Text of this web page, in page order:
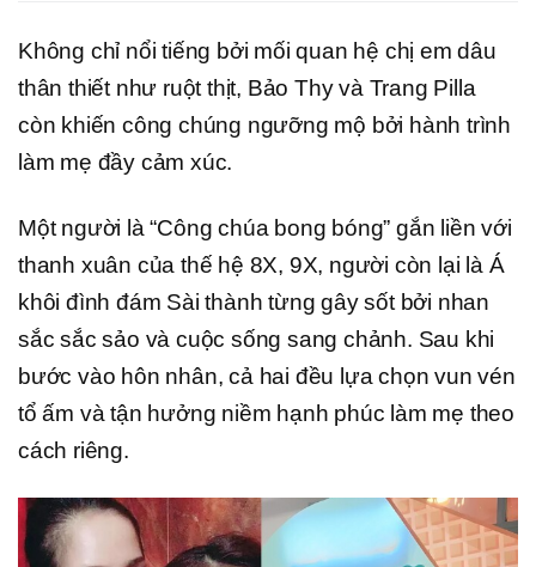
Không chỉ nổi tiếng bởi mối quan hệ chị em dâu
thân thiết như ruột thịt, Bảo Thy và Trang Pilla
còn khiến công chúng ngưỡng mộ bởi hành trình
làm mẹ đầy cảm xúc.
Một người là “Công chúa bong bóng” gắn liền với
thanh xuân của thế hệ 8X, 9X, người còn lại là Á
khôi đình đám Sài thành từng gây sốt bởi nhan
sắc sắc sảo và cuộc sống sang chảnh. Sau khi
bước vào hôn nhân, cả hai đều lựa chọn vun vén
tổ ấm và tận hưởng niềm hạnh phúc làm mẹ theo
cách riêng.